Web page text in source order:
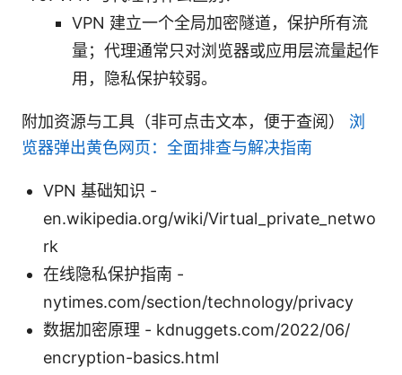
VPN 建立一个全局加密隧道，保护所有流
量；代理通常只对浏览器或应用层流量起作
用，隐私保护较弱。
附加资源与工具（非可点击文本，便于查阅） 浏
览器弹出黄色网页：全面排查与解决指南
VPN 基础知识 -
en.wikipedia.org/wiki/Virtual_private_netwo
rk
在线隐私保护指南 -
nytimes.com/section/technology/privacy
数据加密原理 - kdnuggets.com/2022/06/
encryption-basics.html